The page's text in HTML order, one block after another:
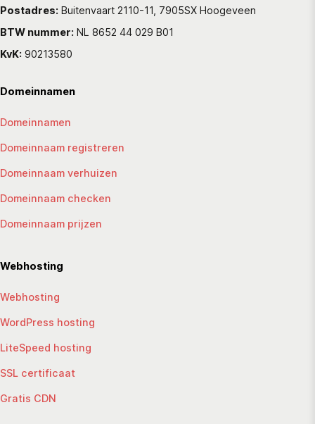
Postadres: Buitenvaart 2110-11, 7905SX Hoogeveen
BTW nummer: NL 8652 44 029 B01
KvK: 90213580
Domeinnamen
Domeinnamen
Domeinnaam registreren
Domeinnaam verhuizen
Domeinnaam checken
Domeinnaam prijzen
Webhosting
Webhosting
WordPress hosting
LiteSpeed hosting
SSL certificaat
Gratis CDN